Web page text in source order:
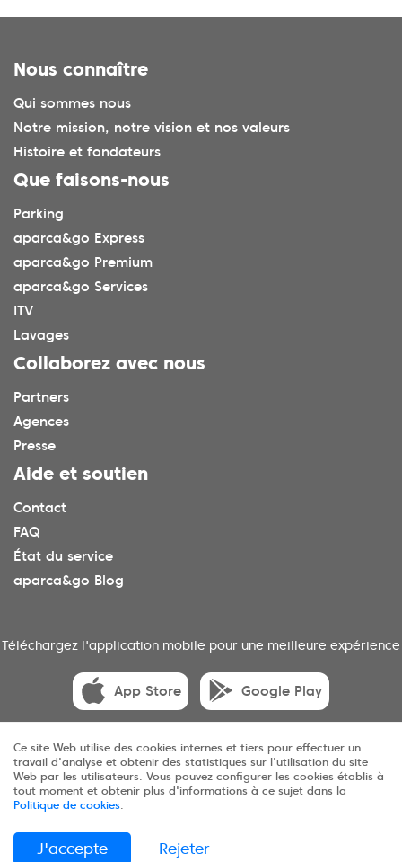
Nous connaître
Qui sommes nous
Notre mission, notre vision et nos valeurs
Histoire et fondateurs
Que faisons-nous
Parking
aparca&go Express
aparca&go Premium
aparca&go Services
ITV
Lavages
Collaborez avec nous
Partners
Agences
Presse
Aide et soutien
Contact
FAQ
État du service
aparca&go Blog
Téléchargez l'application mobile pour une meilleure expérience
App Store Google Play
© 2025 aparca&go Tous droits réservés
Confidentialité
Ce site Web utilise des cookies internes et tiers pour effectuer un
travail d'analyse et obtenir des statistiques sur l'utilisation du site
Web par les utilisateurs. Vous pouvez configurer les cookies établis à
tout moment et obtenir plus d'informations à ce sujet dans la
Politique de cookies.
J'accepte Rejeter